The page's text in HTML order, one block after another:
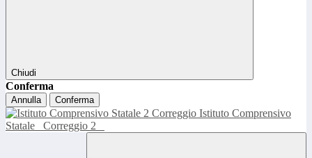
Chiudi
Conferma
Annulla Conferma
Istituto Comprensivo
Statale
Correggio 2